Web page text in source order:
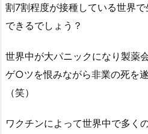
割7割程度が接種している世界
できるでしょう？
世界中が大パニックになり製薬
ゲ○ツを恨みながら非業の死を
（笑）
ワクチンによって世界中で多く